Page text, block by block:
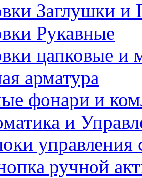
Заглушки и
Рукавные
цапковые и
арматура
фонари и
и
ручной